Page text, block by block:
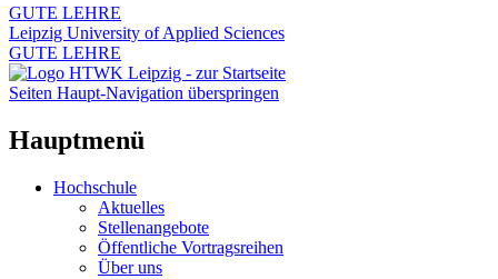
GUTE LEHRE
Leipzig University of Applied Sciences
GUTE LEHRE
Seiten Haupt-Navigation überspringen
Hauptmenü
Hochschule
Aktuelles
Stellenangebote
Öffentliche Vortragsreihen
Über uns